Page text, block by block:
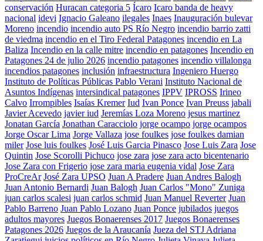
conservación Huracan categoria 5 Ícaro Icaro banda de heavy
nacional idevi Ignacio Galeano ilegales Inaes Inauguración bulevar
Moreno incendio incendio auto PS Río Negro incendio barrio zatti
de viedma incendio en el Tiro Federal Patagones incendio en La
Baliza Incendio en la calle mitre incendio en patagones Incendio en
Patagones 24 de julio 2026 incendio patagones incendio villalonga
incendios patagones inclusión infraestructura Ingeniero Huergo
Instituto de Políticas Públicas Pablo Verani Instituto Nacional de
Asuntos Indígenas intersindical patagones IPPV IPROSS Irineo
Calvo Irrompibles Isaías Kremer Iud Ivan Ponce Ivan Preuss jabali
Javier Acevedo javier iud Jeremías Loza Moreno jesus martinez
Jonatan García Jonathan Caracciolo jorge ocampo jorge ocampos
Jorge Oscar Lima Jorge Vallaza jose foulkes jose foulkes damian
miler Jose luis foulkes José Luis Garcia Pinasco Jose Luis Zara Jose
Quintin Jose Scorolli Pichuco jose zara jose zara acto bicentenario
Jose Zara con Frigerio jose zara maria eugenia vidal Jose Zara
ProCreAr José Zara UPSO Juan A Pradere Juan Andres Balogh
Juan Antonio Bernardi Juan Balogh Juan Carlos "Mono" Zuniga
juan carlos scalesi juan carlos schmid Juan Manuel Reverter Juan
Pablo Barreno Juan Pablo Lozano Juan Ponce jubilados juegos
adultos mayores Juegos Bonaerenses 2017 Juegos Bonaerenses
Patagones 2026 Juegos de la Araucanía Jueza del STJ Adriana